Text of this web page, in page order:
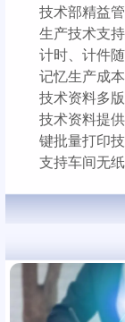
技术部精益
生产技术支持
计时、计件
记忆生产成
技术资料多
技术资料提
键批量打印
支持车间无